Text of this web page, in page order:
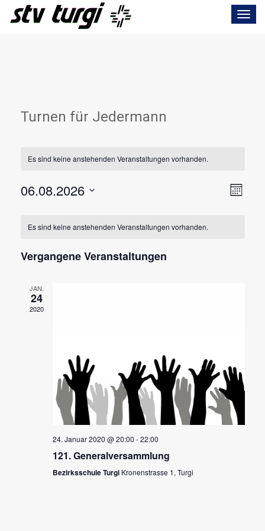
Toggle
Turnen für Jedermann
Es sind keine anstehenden Veranstaltungen vorhanden.
Monat
06.08.2026
von
Veranstaltungen
Es sind keine anstehenden Veranstaltungen vorhanden.
Vergangene Veranstaltungen
JAN.
24
2020
24. Januar 2020 @ 20:00 -22:00
121. Generalversammlung
Bezirksschule Turgi Kronenstrasse 1, Turgi